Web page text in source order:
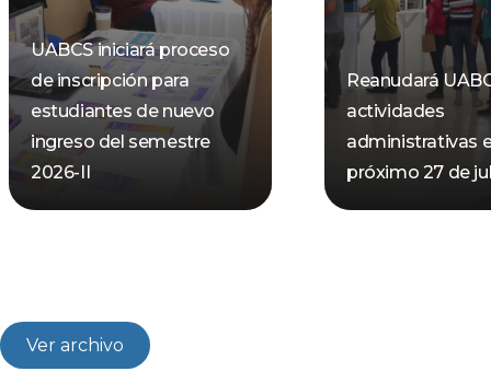
UABCS iniciará proceso
de inscripción para
estudiantes de nuevo
ingreso del semestre
2026-II
Reanudará
actividades
administrativas
próximo 27 de
Ver archivo